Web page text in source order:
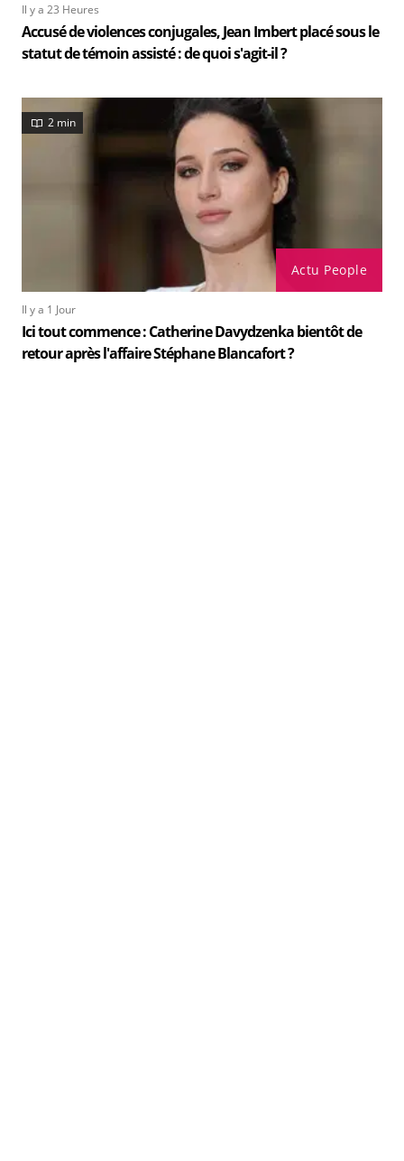
Il y a 23 Heures
Accusé de violences conjugales, Jean Imbert placé sous le
statut de témoin assisté : de quoi s'agit-il ?
Actu People
2 min
Il y a 1 Jour
Ici tout commence : Catherine Davydzenka bientôt de
retour après l'affaire Stéphane Blancafort ?